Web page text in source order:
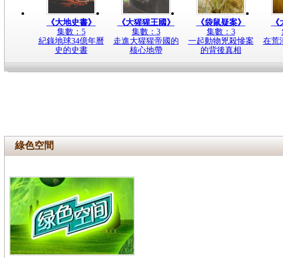
《大地史書》
集數：5
紀錄地球34億年曆
史的史書
《大猩猩王國》
集數：3
走進大猩猩帝國的
核心地帶
《袋鼠疑案》
集數：3
一起動物兇殺慘案
的背後真相
在荒
綠色空間